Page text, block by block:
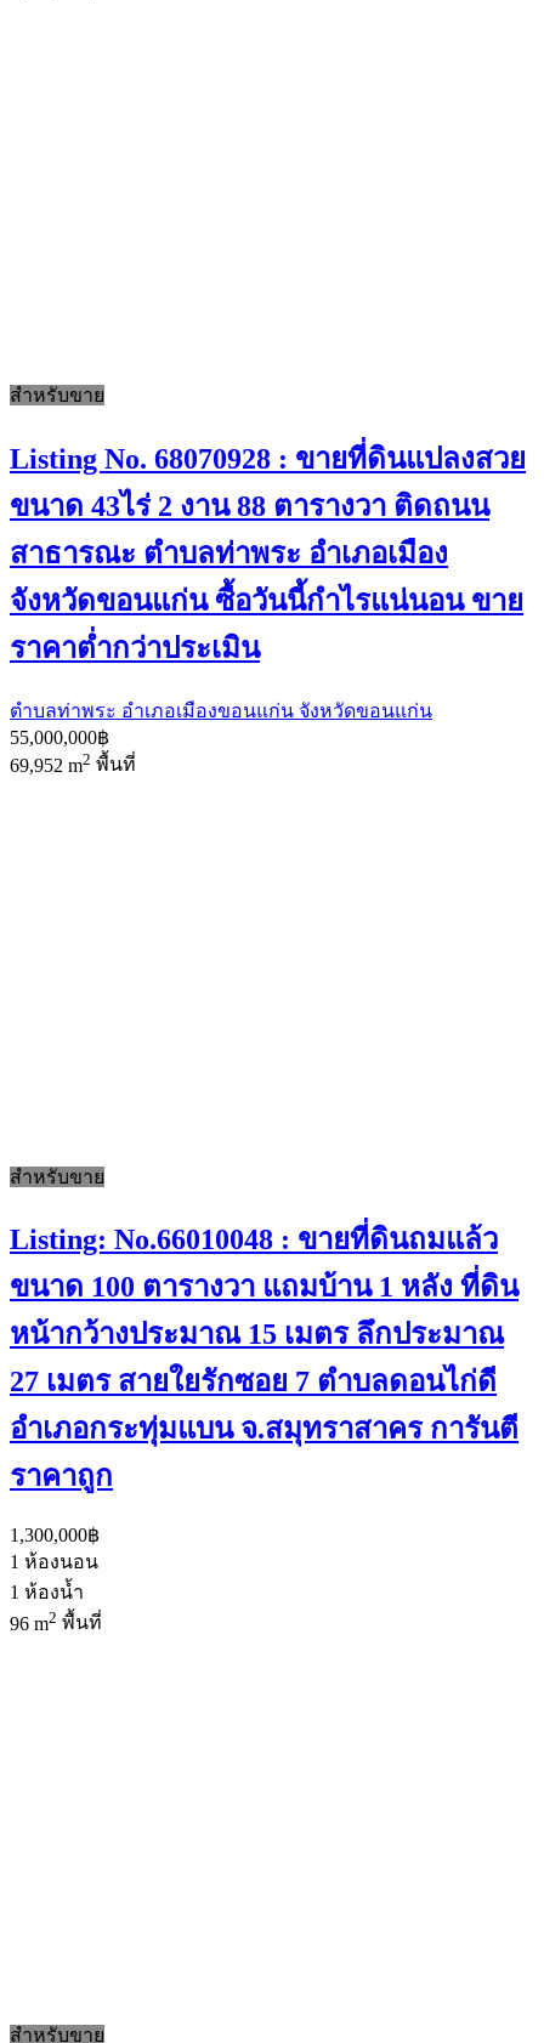
สำหรับขาย
Listing No. 68070928 : ขายที่ดินแปลงสวย
ขนาด 43ไร่ 2 งาน 88 ตารางวา ติดถนน
สาธารณะ ตำบลท่าพระ อำเภอเมือง
จังหวัดขอนแก่น ซื้อวันนี้กำไรแน่นอน ขาย
ราคาต่ำกว่าประเมิน
ตำบลท่าพระ อำเภอเมืองขอนแก่น จังหวัดขอนแก่น
55,000,000฿
69,952 m2 พื้นที่
สำหรับขาย
Listing: No.66010048 : ขายที่ดินถมแล้ว
ขนาด 100 ตารางวา แถมบ้าน 1 หลัง ที่ดิน
หน้ากว้างประมาณ 15 เมตร ลึกประมาณ
27 เมตร สายใยรักซอย 7 ตำบลดอนไก่ดี
อำเภอกระทุ่มแบน จ.สมุทราสาคร การันตี
ราคาถูก
1,300,000฿
1 ห้องนอน
1 ห้องน้ำ
96 m2 พื้นที่
สำหรับขาย